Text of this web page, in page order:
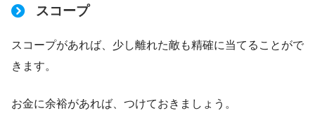
スコープ
スコープがあれば、少し離れた敵も精確に当てることがで
きます。
お金に余裕があれば、つけておきましょう。